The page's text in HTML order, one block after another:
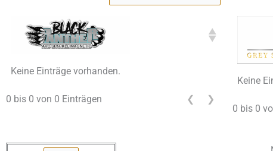
Keine Einträge vorhanden.
0 bis 0 von 0 Einträgen ❮ ❯
Keine
0 bis 0